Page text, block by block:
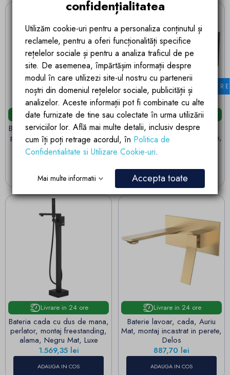
Livrare in 24 ore
Bateria cada cu dus de mana,
perlator, montaj freestanding,
alama, Negru Mat, Regal
Pret
1.442,35 lei
ADAUGA IN COS
Livrare in 24 ore
Baterie lavoar, cada, Negru
Mat, montaj incastrat in perete,
Delos, latime pipa 4.3 cm
Pret
806,06 lei
Livrare in 24 ore
Bateria cada cu dus de mana,
perlator, montaj freestanding,
alama, Negru Mat, Luxe
Pret
1.569,35 lei
ADAUGA IN COS
Livrare in 24 ore
Baterie lavoar, cada, Auriu
Mat, montaj incastrat in perete,
Delos
Pret
887,70 lei
ADAUGA IN COS
confidențialitatea
Utilizăm cookie-uri pentru a personaliza conținutul și
reclamele, pentru a oferi funcționalități specifice
rețelelor sociale și pentru a analiza traficul de pe
site. De asemenea, împărtășim informații despre
modul în care utilizezi site-ul nostru cu partenerii
noștri din domeniul rețelelor sociale, publicității și
analizelor. Aceste informații pot fi combinate cu alte
date furnizate de tine sau colectate în urma utilizării
serviciilor lor. Află mai multe detalii, inclusiv despre
cum îți poți retrage acordul, în Politica de
Confidentialitate si Utilizare Cookie-uri.
Mai multe informatii Accepta toate
FILTRE